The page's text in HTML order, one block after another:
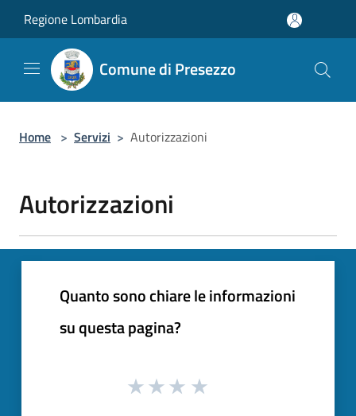
Regione Lombardia
Comune di Presezzo
Home > Servizi > Autorizzazioni
Autorizzazioni
Quanto sono chiare le informazioni
su questa pagina?